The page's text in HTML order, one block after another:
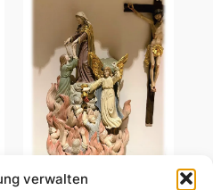
verwalten